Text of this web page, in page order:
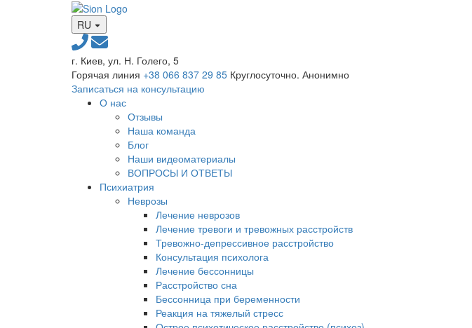
RU
г. Киев, ул. Н. Голего, 5
Горячая линия +38 066 837 29 85 Круглосуточно. Анонимно
Записаться на консультацию
О нас
Отзывы
Наша команда
Блог
Наши видеоматериалы
ВОПРОСЫ И ОТВЕТЫ
Психиатрия
Неврозы
Лечение неврозов
Лечение тревоги и тревожных расстройств
Тревожно-депрессивное расстройство
Консультация психолога
Лечение бессонницы
Расстройство сна
Бессонница при беременности
Реакция на тяжелый стресс